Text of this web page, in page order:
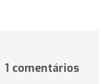
1 comentários